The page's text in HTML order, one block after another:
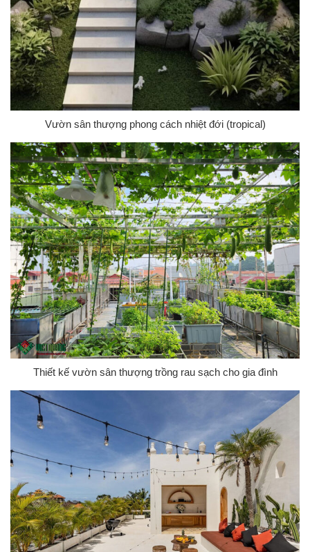
Vườn sân thượng phong cách nhiệt đới (tropical)
Thiết kế vườn sân thượng trồng rau sạch cho gia đình